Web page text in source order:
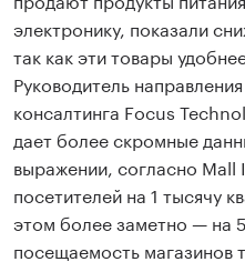
электронику, показали
так как эти товары
Руководитель
консалтинга Focus
дает более скромные
выражении, согласно Mall
посетителей на 1 тысячу
этом более заметно — на
посещаемость магазинов